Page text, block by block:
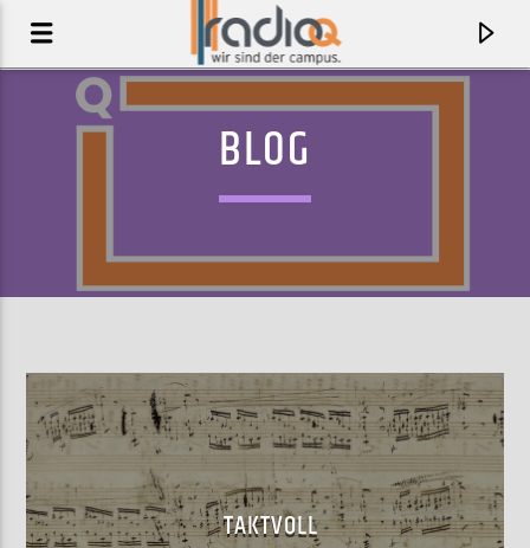
AKTUELLER TRACK
WENN DER VORHANG FÄLLT
FREUNDESKREIS
BLOG
TAKTVOLL